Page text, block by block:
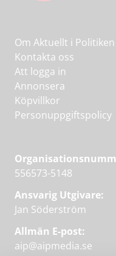
Om Aktuellt i Politiken
Kontakta oss
Att logga in
Annonsera
Köpvillkor
Personuppgiftspolicy
556573-5148
Ansvarig Utgivare:
Jan Söderström
Allmän E-post:
aip@aipmedia.se